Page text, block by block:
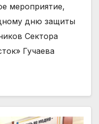
мероприятие,
дню защиты
Сектора
Гучаева